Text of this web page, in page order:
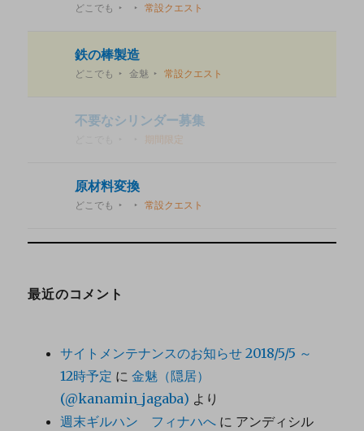
どこでも 常設クエスト
鉄の棒製造
どこでも 金魅 常設クエスト
不要なシリンダー募集
期間限定
原材料変換
どこでも 常設クエスト
最近のコメント
サイトメンテナンスのお知らせ 2018/5/5 ～
12時予定 に金魅（隠居）
(@kanamin_jagaba) より
週末ギルハン フィナハへ に アンディシル